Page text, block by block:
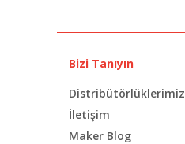
Bizi Tanıyın
Distribütörlüklerimiz
İletişim
Maker Blog